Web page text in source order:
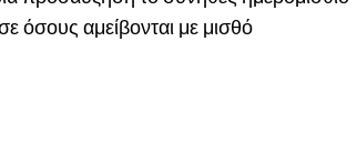
όσους αμείβονται με μισθό